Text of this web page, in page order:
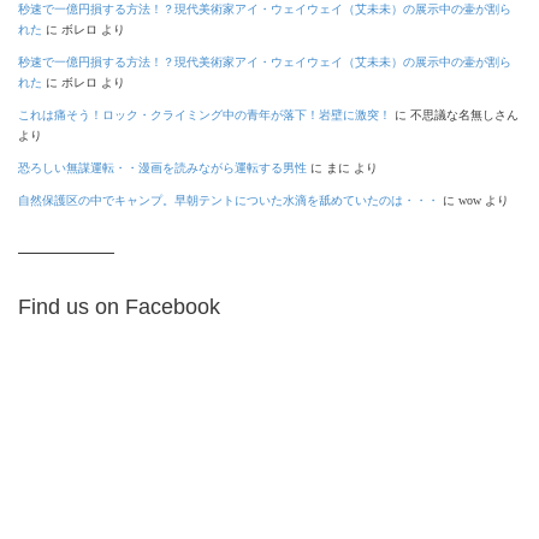
秒速で一億円損する方法！？現代美術家アイ・ウェイウェイ（艾未未）の展示中の壷が割ら
れた に ボレロ より
秒速で一億円損する方法！？現代美術家アイ・ウェイウェイ（艾未未）の展示中の壷が割ら
れた に ボレロ より
これは痛そう！ロック・クライミング中の青年が落下！岩壁に激突！ に 不思議な名無しさん
より
恐ろしい無謀運転・・漫画を読みながら運転する男性 に まに より
自然保護区の中でキャンプ。早朝テントについた水滴を舐めていたのは・・・ に wow より
Find us on Facebook